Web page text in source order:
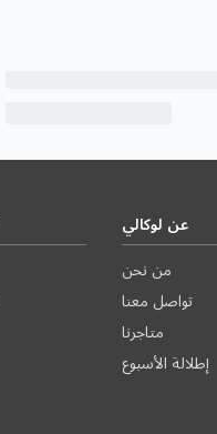
عن لوكالي
من نحن
تواصل معنا
متاجرنا
إطلالة الأسبوع